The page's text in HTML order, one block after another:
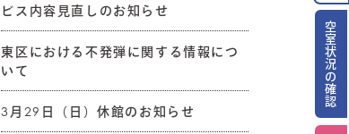
ビス内容見直しのお知らせ
東区における不発弾に関する情報につ
いて
3月29日（日）休館のお知らせ
空室状況の確認